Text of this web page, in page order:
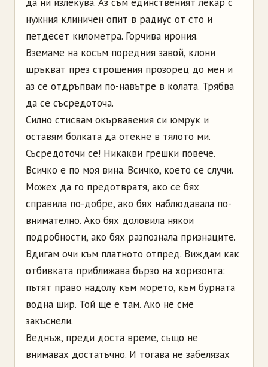
нужния клиничен опит в радиус от сто и
петдесет километра. Горчива ирония.
Вземаме на косъм поредния завой, клони
щръкват през строшения прозорец до мен и
аз се отдръпвам по-навътре в колата. Трябва
да се съсредоточа.
Силно стисвам окървавения си юмрук и
оставям болката да отекне в тялото ми.
Съсредоточи се! Никакви грешки повече.
Всичко е по моя вина. Всичко, което се случи.
Можех да го предотвратя, ако се бях
справила по-добре, ако бях наблюдавала по-
внимателно. Ако бях доловила някои
подробности, ако бях разпознала признаците.
Вдигам очи към платното отпред. Виждам как
отбивката приближава бързо на хоризонта:
пътят право надолу към морето, към бурната
водна шир. Той ще е там. Ако не сме
закъснели.
Веднъж, преди доста време, също не
внимавах до­статъчно. И тогава не забелязах